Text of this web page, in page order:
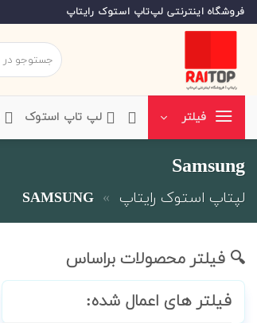
Skip
to
فروشگاه اینترنتی لپ‌تاپ استوک رایتاپ
جستجو
برای:
فیلتر ‌لپ تاپ استوک
Samsung
لپتاپ استوک رایتاپ »
SAMSUNG
🔍 فیلتر محصولات براساس
فیلتر های اعمال شده: